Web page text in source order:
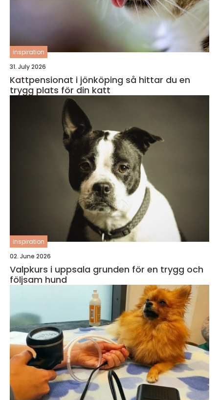
inspiration
31. July 2026
Kattpensionat i jönköping så hittar du en
trygg plats för din katt
inspiration
02. June 2026
Valpkurs i uppsala grunden för en trygg och
följsam hund